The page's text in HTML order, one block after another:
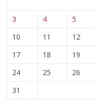
3
4 5
10
11 12
17
18 19
24
25 26
31